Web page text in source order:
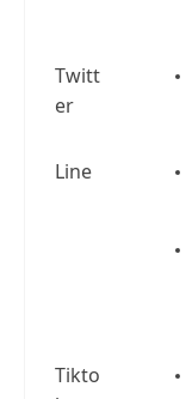
Twitt
er
Line
Tikto